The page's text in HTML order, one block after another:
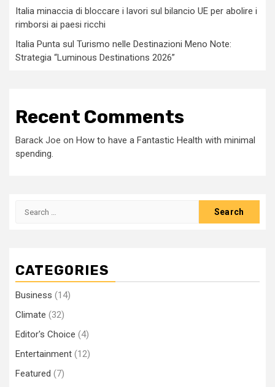
Italia minaccia di bloccare i lavori sul bilancio UE per abolire i
rimborsi ai paesi ricchi
Italia Punta sul Turismo nelle Destinazioni Meno Note:
Strategia “Luminous Destinations 2026”
Recent Comments
Barack Joe on How to have a Fantastic Health with minimal
spending.
Search
CATEGORIES
Business (14)
Climate (32)
Editor's Choice (4)
Entertainment (12)
Featured (7)